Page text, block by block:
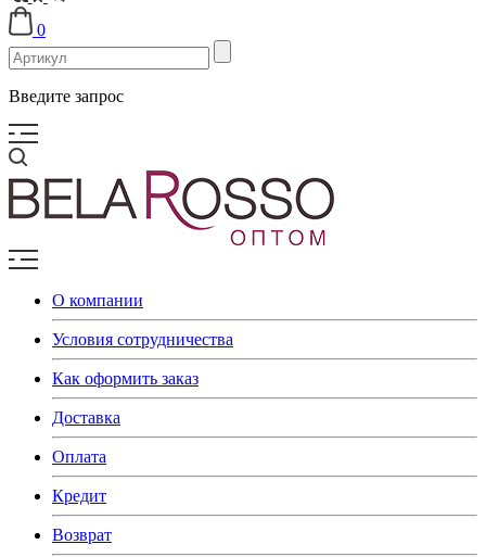
0
Введите запрос
О компании
Условия сотрудничества
Как оформить заказ
Доставка
Оплата
Кредит
Возврат